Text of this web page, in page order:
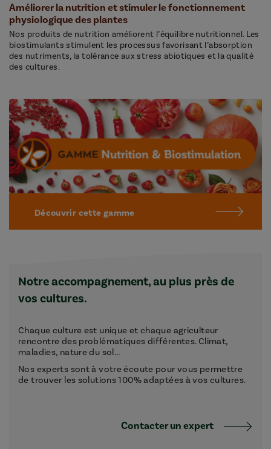
Améliorer la nutrition et stimuler le fonctionnement
physiologique des plantes
Nos produits de nutrition améliorent l’équilibre nutritionnel. Les
biostimulants stimulent les processus favorisant l’absorption
des nutriments, la tolérance aux stress abiotiques et la qualité
des cultures.
Découvrir cette gamme
Notre accompagnement, au plus près de
vos cultures.
Chaque culture est unique et chaque agriculteur
rencontre des problématiques différentes. Climat,
maladies, nature du sol...
Nos experts sont à votre écoute pour vous permettre
de trouver les solutions 100% adaptées à vos cultures.
Contacter un expert